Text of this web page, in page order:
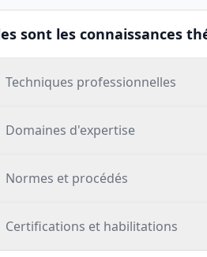
sont les connaissances
Techniques professionnelles
Domaines d'expertise
Normes et procédés
Certifications et habilitations